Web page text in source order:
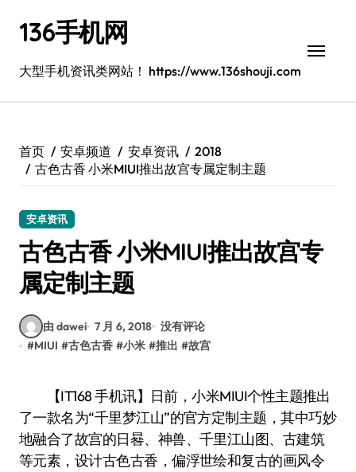
136手机网
大型手机资讯类网站！ https://www.136shouji.com
首页 安卓频道 安卓资讯
2018
古色古香 小米MIUI推出故宫专属定制主题
安卓资讯
古色古香 小米MIUI推出故宫专
属定制主题
由 dawei 7 月 6, 2018 没有评论
#MIUI #古色古香 #小米 #推出 #故宫
【IT168 手机讯】日前，小米MIUI个性主题推出
了一款名为“千里梦江山”的官方定制主题，其中巧妙
地融合了故宫的日晷、神兽、千里江山图、古建筑
等元素，设计古色古香，偏浮世绘和复古的画风令